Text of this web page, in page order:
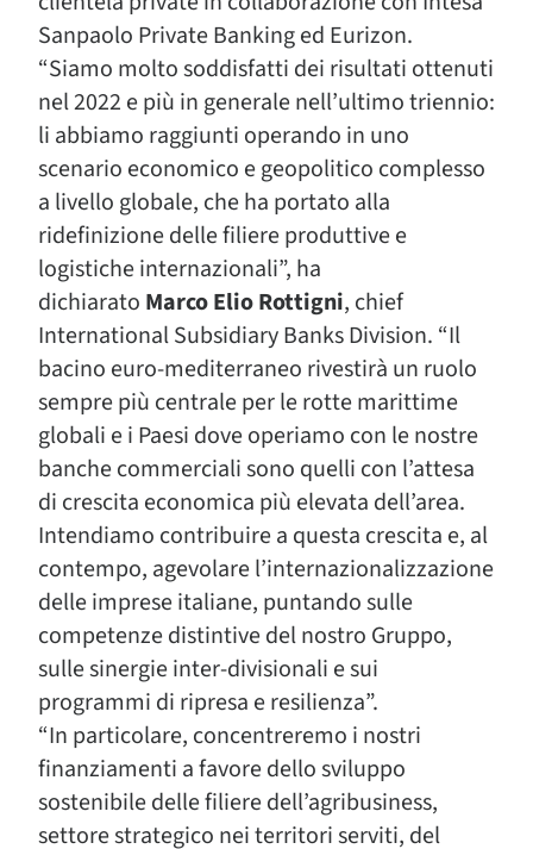
Sanpaolo Private Banking ed Eurizon.
“Siamo molto soddisfatti dei risultati ottenuti
nel 2022 e più in generale nell’ultimo triennio:
li abbiamo raggiunti operando in uno
scenario economico e geopolitico complesso
a livello globale, che ha portato alla
ridefinizione delle filiere produttive e
logistiche internazionali”, ha
dichiarato Marco Elio Rottigni, chief
International Subsidiary Banks Division. “Il
bacino euro-mediterraneo rivestirà un ruolo
sempre più centrale per le rotte marittime
globali e i Paesi dove operiamo con le nostre
banche commerciali sono quelli con l’attesa
di crescita economica più elevata dell’area.
Intendiamo contribuire a questa crescita e, al
contempo, agevolare l’internazionalizzazione
delle imprese italiane, puntando sulle
competenze distintive del nostro Gruppo,
sulle sinergie inter-divisionali e sui
programmi di ripresa e resilienza”.
“In particolare, concentreremo i nostri
finanziamenti a favore dello sviluppo
sostenibile delle filiere dell’agribusiness,
settore strategico nei territori serviti, del